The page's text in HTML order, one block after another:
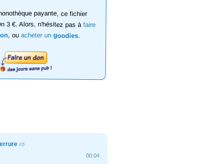
payante, ce fichier
3 €. Alors, n'hésitez pas àfaire
, ouacheter ungoodies.
#5
00:04